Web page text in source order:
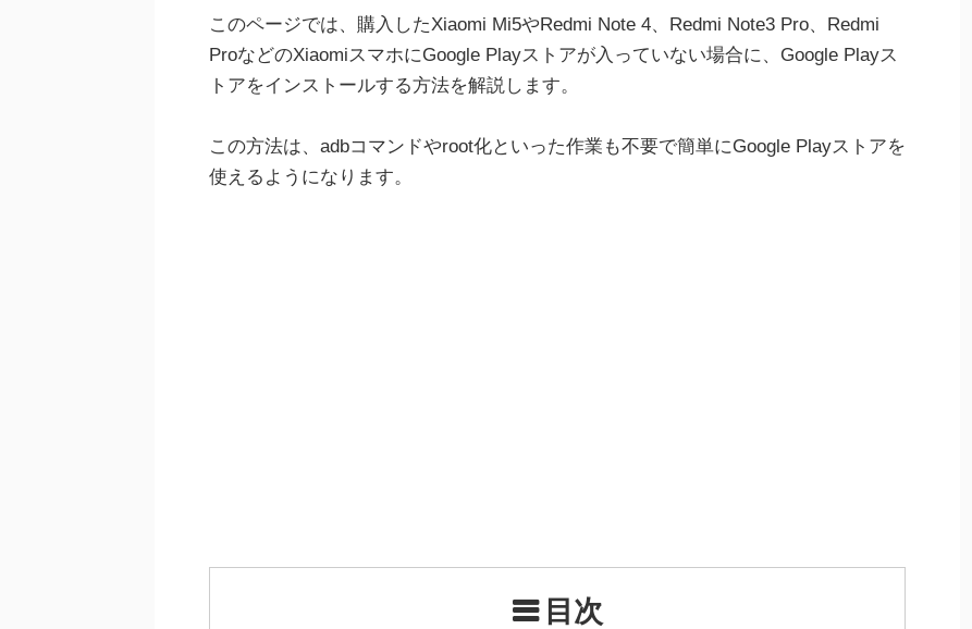
このページでは、購入したXiaomi Mi5やRedmi Note 4、Redmi Note3 Pro、Redmi
ProなどのXiaomiスマホにGoogle Playストアが入っていない場合に、Google Playス
トアをインストールする方法を解説します。
この方法は、adbコマンドやroot化といった作業も不要で簡単にGoogle Playストアを
使えるようになります。
目次